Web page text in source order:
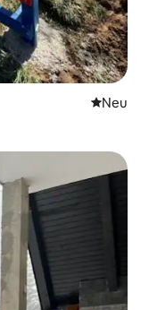
Neue
Neu